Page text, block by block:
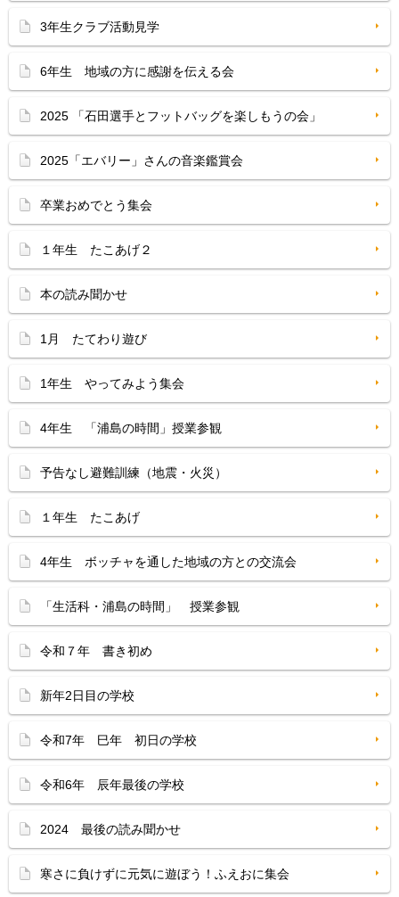
3年生クラブ活動見学
6年生 地域の方に感謝を伝える会
2025 「石田選手とフットバッグを楽しもうの会」
2025「エバリー」さんの音楽鑑賞会
卒業おめでとう集会
１年生 たこあげ２
本の読み聞かせ
1月 たてわり遊び
1年生 やってみよう集会
4年生 「浦島の時間」授業参観
予告なし避難訓練（地震・火災）
１年生 たこあげ
4年生 ボッチャを通した地域の方との交流会
「生活科・浦島の時間」 授業参観
令和７年 書き初め
新年2日目の学校
令和7年 巳年 初日の学校
令和6年 辰年最後の学校
2024 最後の読み聞かせ
寒さに負けずに元気に遊ぼう！ふえおに集会